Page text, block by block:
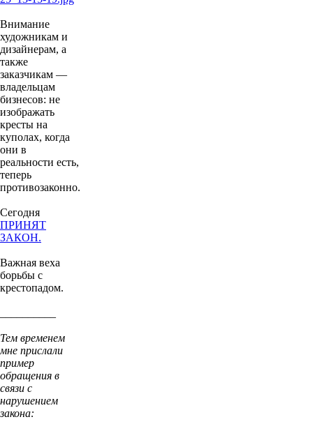
Внимание
художникам и
дизайнерам, а
также
заказчикам —
владельцам
бизнесов: не
изображать
кресты на
куполах, когда
они в
реальности есть,
теперь
противозаконно.
Сегодня
ПРИНЯТ
ЗАКОН.
Важная веха
борьбы с
крестопадом.
Тем временем
мне прислали
пример
обращения в
связи с
нарушением
закона: